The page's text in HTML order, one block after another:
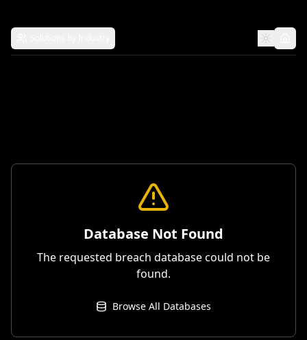
Database Not Found
The requested breach database could not be
found.
Browse All Databases